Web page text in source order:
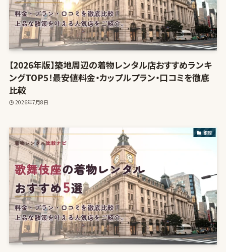
【2026年版】築地周辺の着物レンタル店おすすめランキ
ングTOP5！最安値料金・カップルプラン・口コミを徹底
比較
2026年7月8日
銀座